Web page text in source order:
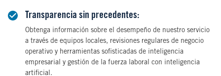
Transparencia sin precedentes:
Obtenga información sobre el desempeño de nuestro servicio
a través de equipos locales, revisiones regulares de negocio
operativo y herramientas sofisticadas de inteligencia
empresarial y gestión de la fuerza laboral con inteligencia
artificial.